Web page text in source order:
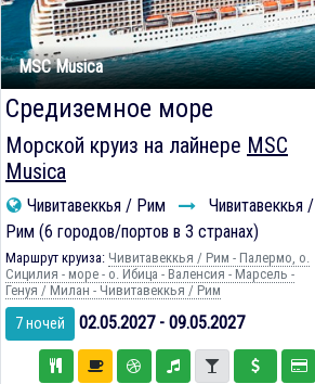
MSC Musica
Средиземное море
Морской круиз на лайнере MSC
Musica
Чивитавеккья / Рим
Чивитавеккья /
Рим (6 городов/портов в 3 странах)
Маршрут круиза: Чивитавеккья / Рим - Палермо, о.
Сицилия - море - о. Ибица - Валенсия - Марсель -
Генуя / Милан - Чивитавеккья / Рим
7 ночей 02.05.2027 - 09.05.2027